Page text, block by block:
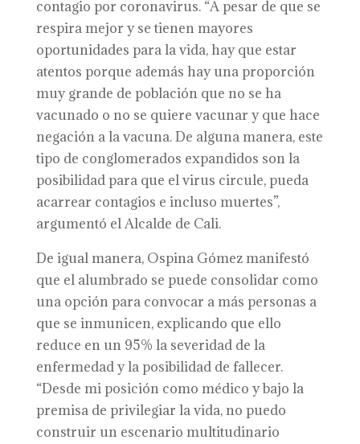
contagio por coronavirus. “A pesar de que se
respira mejor y se tienen mayores
oportunidades para la vida, hay que estar
atentos porque además hay una proporción
muy grande de población que no se ha
vacunado o no se quiere vacunar y que hace
negación a la vacuna. De alguna manera, este
tipo de conglomerados expandidos son la
posibilidad para que el virus circule, pueda
acarrear contagios e incluso muertes”,
argumentó el Alcalde de Cali.
De igual manera, Ospina Gómez manifestó
que el alumbrado se puede consolidar como
una opción para convocar a más personas a
que se inmunicen, explicando que ello
reduce en un 95% la severidad de la
enfermedad y la posibilidad de fallecer.
“Desde mi posición como médico y bajo la
premisa de privilegiar la vida, no puedo
construir un escenario multitudinario